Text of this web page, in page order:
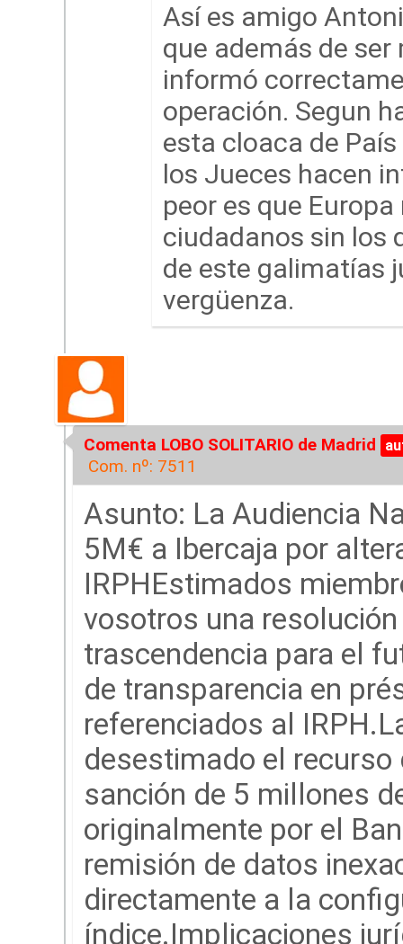
Así es amigo
que además de
informó
operación. Segun
esta cloaca de
los Jueces hacen
peor es que
ciudadanos sin los
de este galimatías
vergüenza.
Comenta LOBO SOLITARIO de Madrid
Com. nº: 7511
Asunto: La Audiencia
5M€ a Ibercaja por
IRPHEstimados
vosotros una
trascendencia para el
de transparencia en
referenciados al
desestimado el
sanción de 5 millones
originalmente por el
remisión de datos
directamente a la
índice.Implicaciones